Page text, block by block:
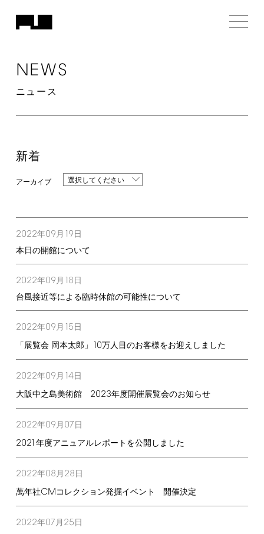
NEWS
ニュース
新着
選択してください
2022年09月 19 日
本日の開館について
2022年09月 18 日
台風接近等による臨時休館の可能性について
2022年09月 15 日
「展覧会 岡本太郎」 10万人目のお客様をお迎えしました
2022年09月 14日
大阪中之島美術館 2023年度開催展覧会のお知らせ
2022年09月 07 日
2021年度アニュアルレポートを公開しました
2022年08月 28 日
萬年社CMコレクション発掘イベント 開催決定
2022年07月 25 日